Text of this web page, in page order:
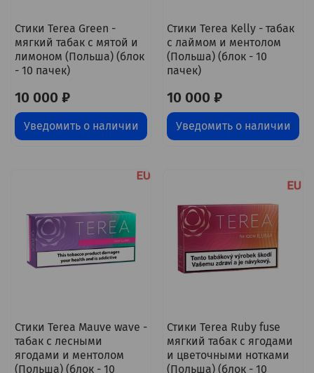
Стики Terea Green -
мягкий табак с мятой и
лимоном (Польша) (блок
- 10 пачек)
10 000 ₽
Уведомить о наличии
Стики Terea Kelly - табак
с лаймом и ментолом
(Польша) (блок - 10
пачек)
10 000 ₽
Уведомить о наличии
Стики Terea Mauve wave -
табак с лесными
ягодами и ментолом
(Польша) (блок - 10
Стики Terea Ruby fuse
мягкий табак с ягодами
и цветочными нотками
(Польша) (блок - 10